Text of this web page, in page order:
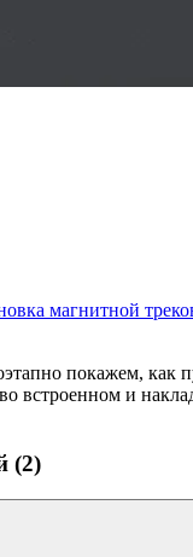
магнитной
покажем, как
встроенном и
(2)